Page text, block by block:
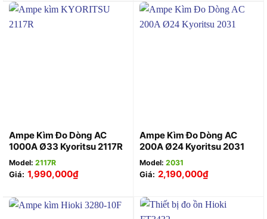
Ampe Kìm Đo Dòng AC
1000A Ø33 Kyoritsu 2117R
Model: 2117R
Giá: 1,990,000₫
Ampe Kìm Đo Dòng AC
200A Ø24 Kyoritsu 2031
Model: 2031
Giá: 2,190,000₫